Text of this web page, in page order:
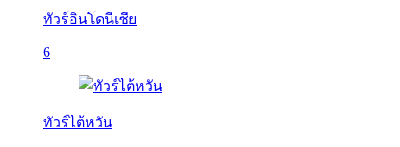
ทัวร์อินโดนีเซีย
6
ทัวร์ไต้หวัน